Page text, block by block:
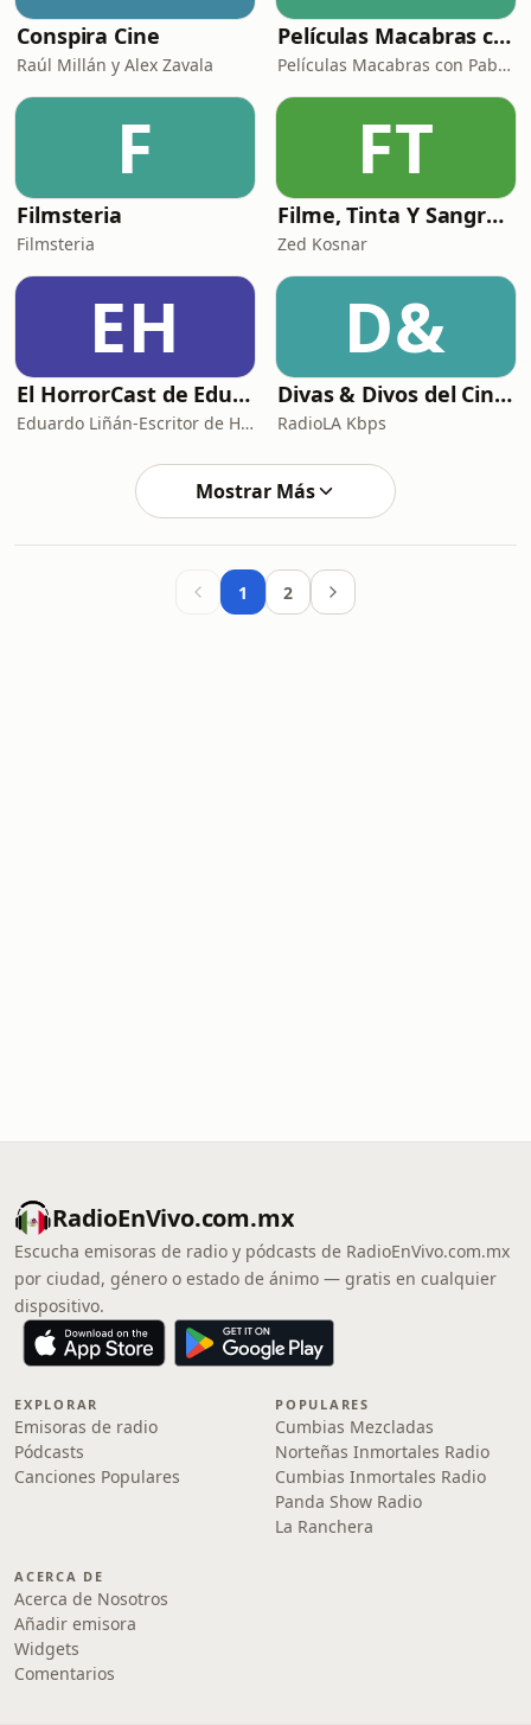
Conspira Cine
Raúl Millán y Alex Zavala
Películas Macabras con Pablo y Elías
Películas Macabras con Pablo y Elías
F
Filmsteria
Filmsteria
FT
Filme, Tinta Y Sangre : Presentado por Desde Abajo
Zed Kosnar
EH
El HorrorCast de Eduardo Liñán
Eduardo Liñán-Escritor de Horror
D&
Divas & Divos del Cine Mexicano
RadioLA Kbps
Mostrar Más
1 2
RadioEnVivo.com.mx
Escucha emisoras de radio y pódcasts de RadioEnVivo.com.mx
por ciudad, género o estado de ánimo — gratis en cualquier
dispositivo.
EXPLORAR
Emisoras de radio
Pódcasts
Canciones Populares
POPULARES
Cumbias Mezcladas
Norteñas Inmortales Radio
Cumbias Inmortales Radio
Panda Show Radio
La Ranchera
ACERCA DE
Acerca de Nosotros
Añadir emisora
Widgets
Comentarios